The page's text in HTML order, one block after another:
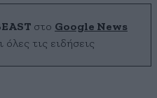
στο Google News
τις ειδήσεις